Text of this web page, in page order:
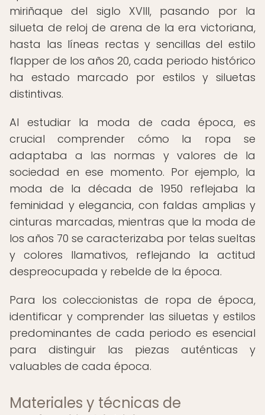
miriñaque del siglo XVIII, pasando por la
silueta de reloj de arena de la era victoriana,
hasta las líneas rectas y sencillas del estilo
flapper de los años 20, cada periodo histórico
ha estado marcado por estilos y siluetas
distintivas.
Al estudiar la moda de cada época, es
crucial comprender cómo la ropa se
adaptaba a las normas y valores de la
sociedad en ese momento. Por ejemplo, la
moda de la década de 1950 reflejaba la
feminidad y elegancia, con faldas amplias y
cinturas marcadas, mientras que la moda de
los años 70 se caracterizaba por telas sueltas
y colores llamativos, reflejando la actitud
despreocupada y rebelde de la época.
Para los coleccionistas de ropa de época,
identificar y comprender las siluetas y estilos
predominantes de cada periodo es esencial
para distinguir las piezas auténticas y
valuables de cada época.
Materiales y técnicas de